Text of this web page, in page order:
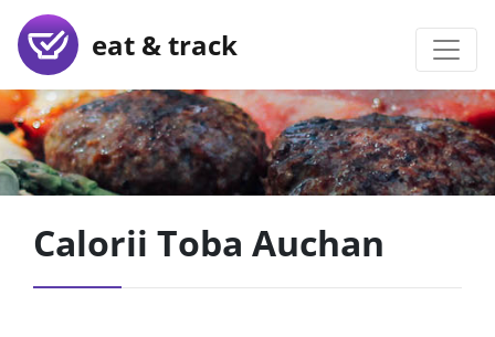
eat & track
Calorii Toba Auchan